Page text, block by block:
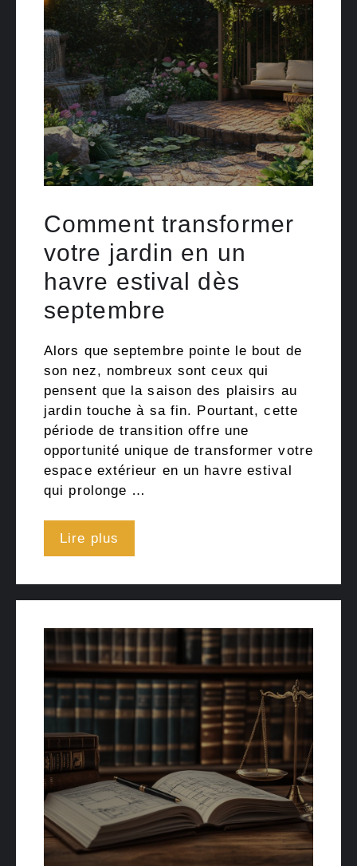
Comment transformer
votre jardin en un
havre estival dès
septembre
Alors que septembre pointe le bout de
son nez, nombreux sont ceux qui
pensent que la saison des plaisirs au
jardin touche à sa fin. Pourtant, cette
période de transition offre une
opportunité unique de transformer votre
espace extérieur en un havre estival
qui prolonge …
Lire plus